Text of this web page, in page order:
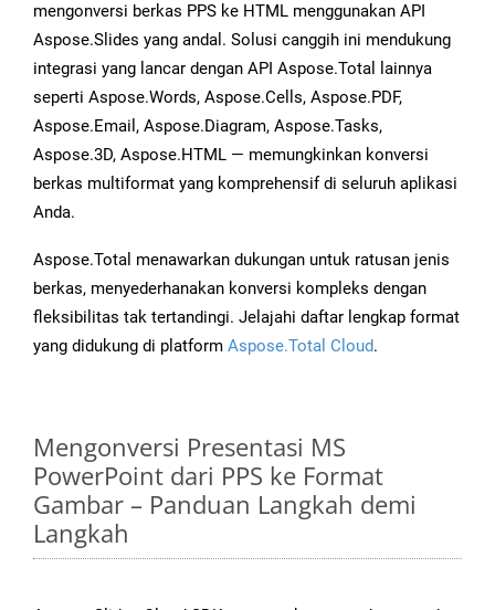
mengonversi berkas PPS ke HTML menggunakan API
Aspose.Slides yang andal. Solusi canggih ini mendukung
integrasi yang lancar dengan API Aspose.Total lainnya
seperti Aspose.Words, Aspose.Cells, Aspose.PDF,
Aspose.Email, Aspose.Diagram, Aspose.Tasks,
Aspose.3D, Aspose.HTML — memungkinkan konversi
berkas multiformat yang komprehensif di seluruh aplikasi
Anda.
Aspose.Total menawarkan dukungan untuk ratusan jenis
berkas, menyederhanakan konversi kompleks dengan
fleksibilitas tak tertandingi. Jelajahi daftar lengkap format
yang didukung di platform Aspose.Total Cloud.
Mengonversi Presentasi MS
PowerPoint dari PPS ke Format
Gambar – Panduan Langkah demi
Langkah